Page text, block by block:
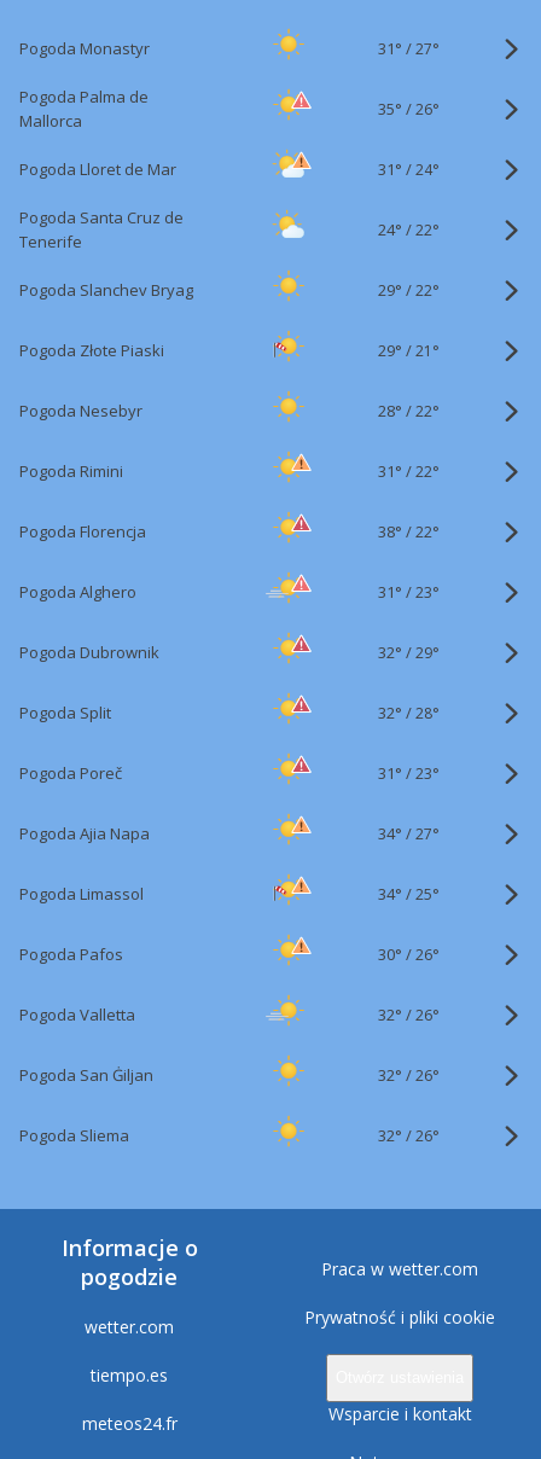
Pogoda Monastyr 31° /27°
Pogoda Palma de
Mallorca
35° /26°
Pogoda Lloret de Mar 31° /24°
Pogoda Santa Cruz de
Tenerife
24° /22°
Pogoda Slanchev Bryag 29° /22°
Pogoda Złote Piaski 29° /21°
Pogoda Nesebyr 28° /22°
Pogoda Rimini 31° /22°
Pogoda Florencja 38° /22°
Pogoda Alghero 31° /23°
Pogoda Dubrownik 32° /29°
Pogoda Split 32° /28°
Pogoda Poreč 31° /23°
Pogoda Ajia Napa 34° /27°
Pogoda Limassol 34° /25°
Pogoda Pafos 30° /26°
Pogoda Valletta 32° /26°
Pogoda San Ġiljan 32° /26°
Pogoda Sliema 32° /26°
Informacje o
pogodzie
wetter.com
tiempo.es
meteos24.fr
Praca w wetter.com
Prywatność i pliki cookie
Wsparcie i kontakt